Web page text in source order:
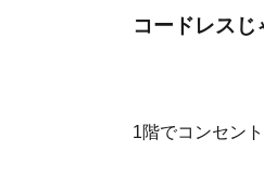
コードレス
1階でコンセン